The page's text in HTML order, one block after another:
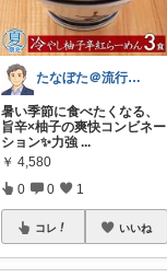
たなぼた＠流行りモノ好きオヤジ
暑い季節に食べたくなる、
旨辛×柚子の爽快コンビネー
ション✨力強 ...
￥ 4,580
0 0 1
コレ いいね